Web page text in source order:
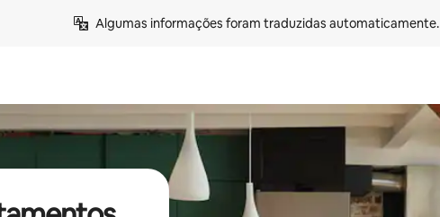
Algumas informações foram traduzidas automaticamente.